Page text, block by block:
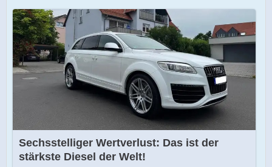
Sechsstelliger Wertverlust: Das ist der
stärkste Diesel der Welt!